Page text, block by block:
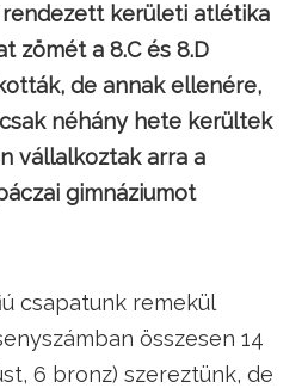
kerületi atlétika
zömét a 8.C és 8.D
de annak ellenére,
néhány hete kerültek
vállalkoztak arra a
gimnáziumot
csapatunk remekül
összesen 14
6 bronz) szereztünk, de